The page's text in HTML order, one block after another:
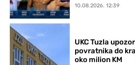
10.08.2026. 12:39
UKC Tuzla
povratnika do
oko milion KM